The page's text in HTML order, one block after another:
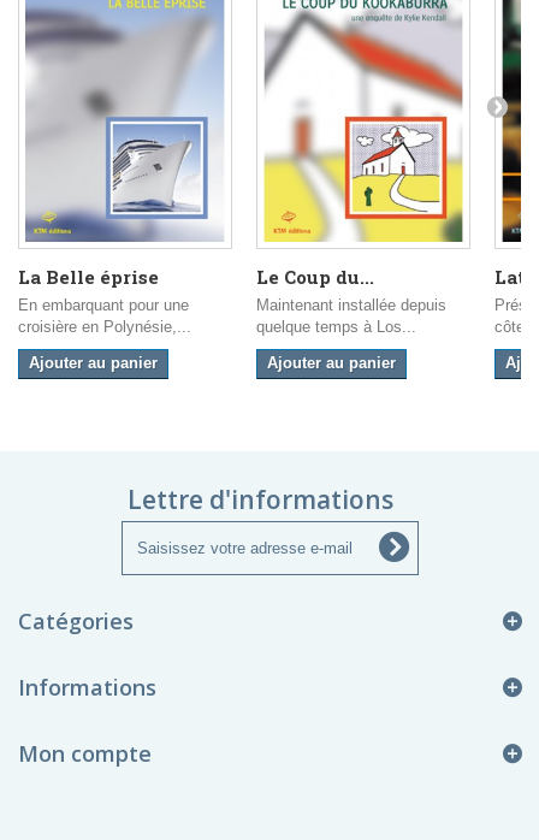
La Belle éprise
En embarquant pour une
croisière en Polynésie,...
Ajouter au panier
Le Coup du...
Maintenant installée depuis
quelque temps à Los...
Ajouter au panier
Lettre d'informations
Catégories
Informations
Mon compte